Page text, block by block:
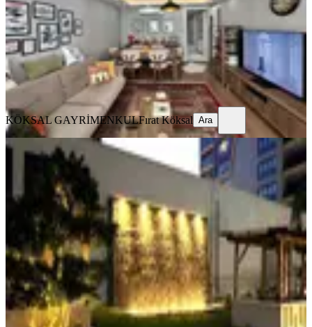
·95 m²·9. Kat·07.08.2026
7.250.000 ₺
KÖKSAL GAYRİMENKULFırat Köksal
KÖKSAL GAYRİMENKULFırat Köksal Ara
YENİ
Adana Öğretmenler Bulvarında
Ultralüks Satılık Daire
Seyhan, 2000 Evler Mahallesi
4+1·245 m² ·6. Kat ·07.08.2026
11.250.000 ₺
Happy GayrimenkulBAYRAM BAYRAK